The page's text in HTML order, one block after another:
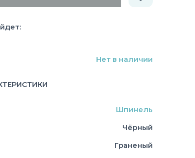
Нет в наличии
Шпинель
Чёрный
Граненый